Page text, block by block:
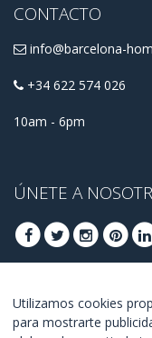
CONTACTO
info@barcelona-
+34 622 574 026
10am - 6pm
ÚNETE A
ÚNETE PARA
MINUTO
Utilizamos cookies
para mostrarte